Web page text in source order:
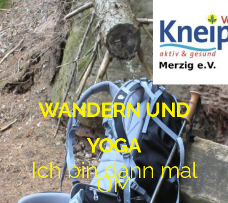
WANDERN UND
YOGA
Ich bin dann mal
OM